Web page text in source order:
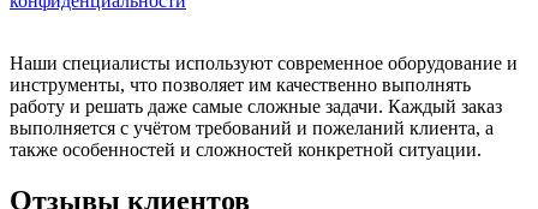
Наши специалисты используют современное оборудование и
инструменты, что позволяет им качественно выполнять
работу и решать даже самые сложные задачи. Каждый заказ
выполняется с учётом требований и пожеланий клиента, а
также особенностей и сложностей конкретной ситуации.
Отзывы клиентов